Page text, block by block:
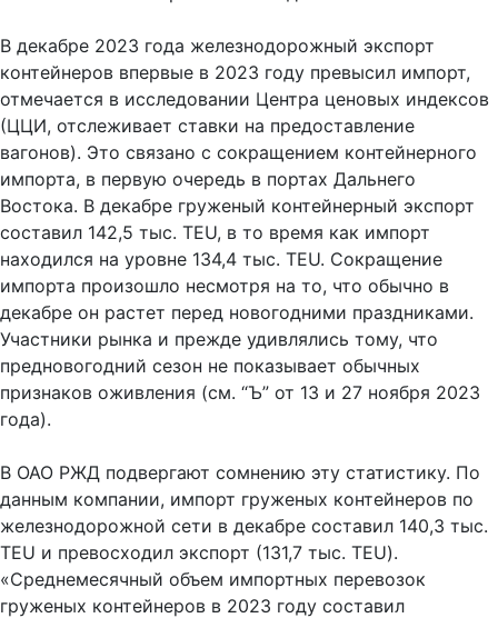
В декабре 2023 года железнодорожный экспорт
контейнеров впервые в 2023 году превысил импорт,
отмечается в исследовании Центра ценовых индексов
(ЦЦИ, отслеживает ставки на предоставление
вагонов). Это связано с сокращением контейнерного
импорта, в первую очередь в портах Дальнего
Востока. В декабре груженый контейнерный экспорт
составил 142,5 тыс. TEU, в то время как импорт
находился на уровне 134,4 тыс. TEU. Сокращение
импорта произошло несмотря на то, что обычно в
декабре он растет перед новогодними праздниками.
Участники рынка и прежде удивлялись тому, что
предновогодний сезон не показывает обычных
признаков оживления (см. “Ъ” от 13 и 27 ноября 2023
года).
В ОАО РЖД подвергают сомнению эту статистику. По
данным компании, импорт груженых контейнеров по
железнодорожной сети в декабре составил 140,3 тыс.
TEU и превосходил экспорт (131,7 тыс. TEU).
«Среднемесячный объем импортных перевозок
груженых контейнеров в 2023 году составил